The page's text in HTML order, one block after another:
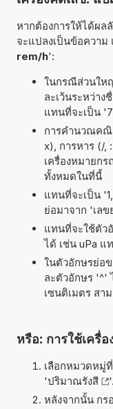
หากต้องการให้ได้ผล
จะแปลงเป็นข้อความ
rem/h':
ในกรณีส่วนให
ละเว้นระหว่าง
แทนที่จะเป็น
การคำนวณคณิ
x), การหาร (/,
เครื่องหมายก
ทั้งหมดในที่นี้
แทนที่จะเป็น
ย่อมาจาก 'เลข
แทนที่จะใช้ตัว
ได้ เช่น uPa แ
ในตัวอักษรย่อ
ละตัวอักษร '^'
เซนติเมตร สา
หรือ: การใช้เครื่
เลือกหมวดหมู่
'ปริมาณรังสี
'.
หลังจากนั้น ก